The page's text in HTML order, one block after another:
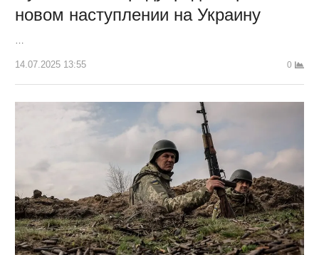
новом наступлении на Украину
14.07.2025 13:55 0